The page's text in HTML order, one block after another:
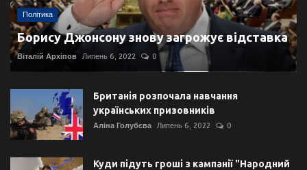
Політика
Борису Джонсону знову загрожує відставка
Віталій Архіпов Липень 6, 2022 0
Британія розпочала навчання
українських призовників
Аліна Голубєва Липень 6, 2022 0
Куди підуть гроші з кампанії "Народний